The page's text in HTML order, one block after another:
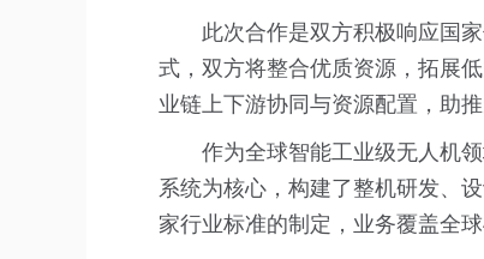
此次合作是双方积极响应国
式，双方将整合优质资源，拓展
业链上下游协同与资源配置，助
作为全球智能工业级无人机
系统为核心，构建了整机研发、
家行业标准的制定，业务覆盖全球